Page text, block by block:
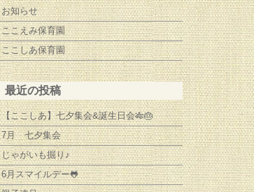
お知らせ
ここえみ保育園
ここしあ保育園
最近の投稿
【ここしあ】七夕集会&誕生日会🎋🎂
7月 七夕集会
じゃがいも掘り♪
6月スマイルデー🐸